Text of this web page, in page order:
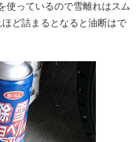
使っているので雪離れはスム
ど詰まるとなると油断はで